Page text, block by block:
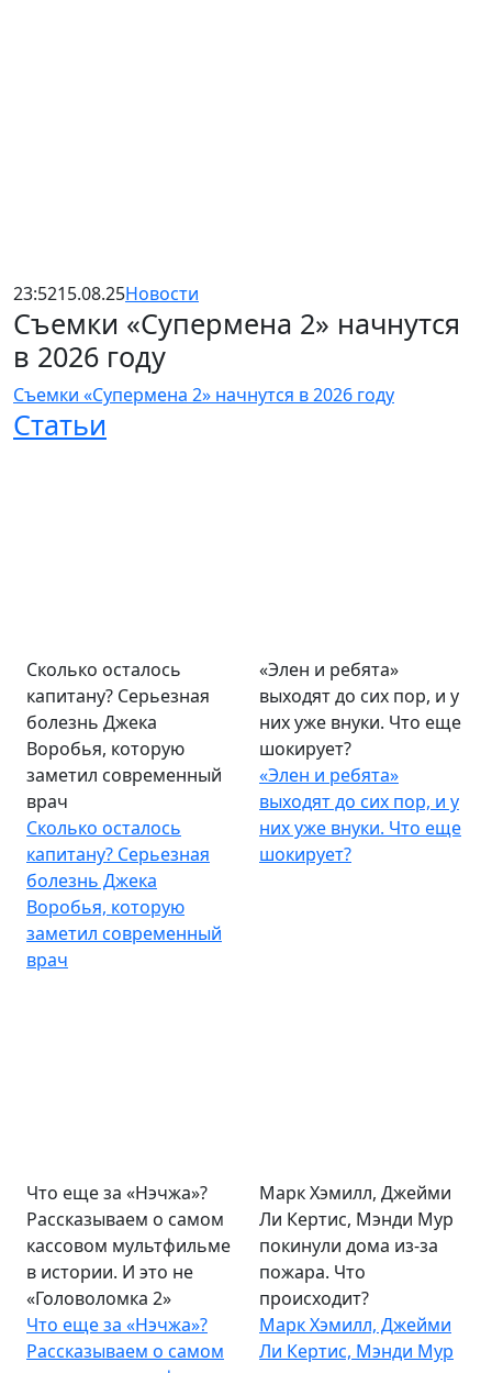
23:5215.08.25Новости
Съемки «Супермена 2» начнутся
в 2026 году
Съемки «Супермена 2» начнутся в 2026 году
Статьи
Сколько осталось
капитану? Серьезная
болезнь Джека
Воробья, которую
заметил современный
врач
Сколько осталось
капитану? Серьезная
болезнь Джека
Воробья, которую
заметил современный
врач
«Элен и ребята»
выходят до сих пор, и у
них уже внуки. Что еще
шокирует?
«Элен и ребята»
выходят до сих пор, и у
них уже внуки. Что еще
шокирует?
Что еще за «Нэчжа»?
Рассказываем о самом
кассовом мультфильме
в истории. И это не
«Головоломка 2»
Что еще за «Нэчжа»?
Рассказываем о самом
Марк Хэмилл, Джейми
Ли Кертис, Мэнди Мур
покинули дома из-за
пожара. Что
происходит?
Марк Хэмилл, Джейми
Ли Кертис, Мэнди Мур